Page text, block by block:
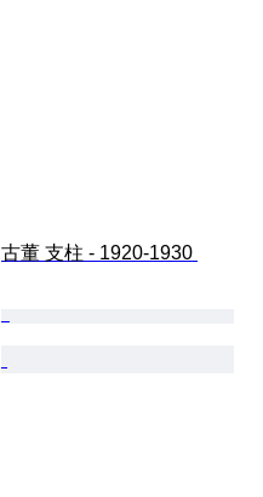
古董 支柱 - 1920-1930